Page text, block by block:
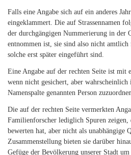
Falls eine Angabe sich auf ein anderes
eingeklammert. Die auf Strassennamen
der durchgängigen Nummerierung in der
entnommen ist, sie sind also nicht amtlich
solche erst später eingeführt sind.
Eine Angabe auf der rechten Seite ist mit
wenn nicht gesichert, aber wahrscheinlich
Namenspalte genannten Person
Die auf der rechten Seite vermerkten
Familienforscher lediglich Spuren
bewerten hat, aber nicht als unabhängige
Zusammenstellung bieten sie darüber
Gefüge der Bevölkerung unserer Stadt